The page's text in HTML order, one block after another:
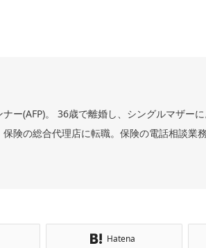
ー(AFP)。 36歳で離婚し、シングルマザー
険の総合代理店に転職。保険の電話相談業
Hatena